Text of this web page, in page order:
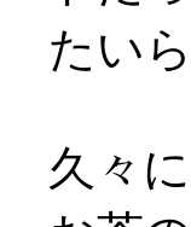
たい
久々